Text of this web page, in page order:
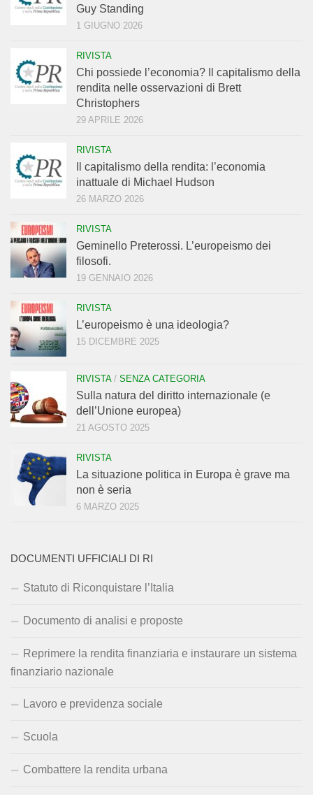
Guy Standing
1 GIUGNO 2026
RIVISTA
Chi possiede l’economia? Il capitalismo della
rendita nelle osservazioni di Brett
Christophers
29 APRILE 2026
RIVISTA
Il capitalismo della rendita: l’economia
inattuale di Michael Hudson
26 MARZO 2026
RIVISTA
Geminello Preterossi. L’europeismo dei
filosofi.
19 GENNAIO 2026
RIVISTA
L’europeismo è una ideologia?
15 DICEMBRE 2025
RIVISTA/ SENZA CATEGORIA
Sulla natura del diritto internazionale (e
dell’Unione europea)
21 AGOSTO 2025
RIVISTA
La situazione politica in Europa è grave ma
non è seria
6 MARZO 2025
DOCUMENTI UFFICIALI DI RI
Statuto di Riconquistare l’Italia
Documento di analisi e proposte
Reprimere la rendita finanziaria e instaurare un sistema
finanziario nazionale
Lavoro e previdenza sociale
Scuola
Combattere la rendita urbana